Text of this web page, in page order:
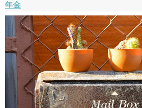
年金